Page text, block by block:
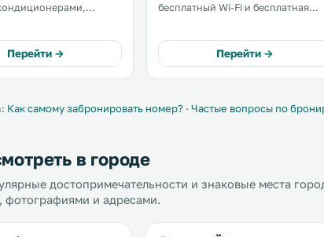
частная парковка. .
Перейти →
бесплатный Wi-Fi и бесплатная
блюда местной и
интернациональной кухни. Все
номера оснащены
Перейти →
Как самому забронировать номер? · Частые вопросы по
в городе
достопримечательности и знаковые места
фотографиями и адресами.